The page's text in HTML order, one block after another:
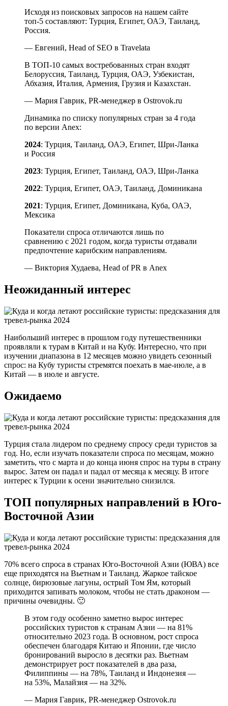
Исходя из поисковых запросов на нашем сайте
топ-5 составляют: Турция, Египет, ОАЭ, Таиланд,
Россия.
— Евгений, Head of SEO в Travelata
В ТОП-10 самых востребованных стран входят
Белоруссия, Таиланд, Турция, ОАЭ, Узбекистан,
Абхазия, Италия, Армения, Грузия и Казахстан.
— Мария Гаврик, PR-менеджер в Ostrovok.ru
Динамика по списку популярных стран за 4 года
по версии Anex:
2024: Турция, Таиланд, ОАЭ, Египет, Шри-Ланка
и Россия
2023: Турция, Египет, Таиланд, ОАЭ, Шри-Ланка
2022: Турция, Египет, ОАЭ, Таиланд, Доминикана
2021: Турция, Египет, Доминикана, Куба, ОАЭ,
Мексика
Показатели спроса отличаются лишь по
сравнению с 2021 годом, когда туристы отдавали
предпочтение карибским направлениям.
— Виктория Худаева, Head of PR в Anex
Неожиданный интерес
Наибольший интерес в прошлом году путешественники
проявляли к турам в Китай и на Кубу. Интересно, что при
изучении диапазона в 12 месяцев можно увидеть сезонный
спрос: на Кубу туристы стремятся поехать в мае-июле, а в
Китай — в июле и августе.
Ожидаемо
Турция стала лидером по среднему спросу среди туристов за
год. Но, если изучать показатели спроса по месяцам, можно
заметить, что с марта и до конца июня спрос на туры в страну
вырос. Затем он падал и падал от месяца к месяцу. В итоге
интерес к Турции к осени значительно снизился.
ТОП популярных направлений в Юго-
Восточной Азии
70% всего спроса в странах Юго-Восточной Азии (ЮВА) все
еще приходятся на Вьетнам и Таиланд. Жаркое тайское
солнце, бирюзовые лагуны, острый Том Ям, который
приходится запивать молоком, чтобы не стать драконом —
причины очевидны. 🙂
В этом году особенно заметно вырос интерес
российских туристов к странам Азии — на 81%
относительно 2023 года. В основном, рост спроса
обеспечен благодаря Китаю и Японии, где число
бронирований выросло в десятки раз. Вьетнам
демонстрирует рост показателей в два раза,
Филиппины — на 78%, Таиланд и Индонезия —
на 53%, Малайзия — на 32%.
— Мария Гаврик, PR-менеджер Ostrovok.ru